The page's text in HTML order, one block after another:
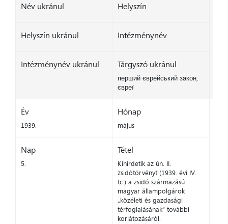
Név ukránul Helyszín
Helyszín ukránul Intézménynév
Intézménynév ukránul Tárgyszó ukránul
перший єврейський закон,
євреї
Év
1939.
Hónap
május
Nap
5.
Tétel
Kihirdetik az ún. II.
zsidótörvényt (1939. évi IV.
tc.) a zsidó származású
magyar állampolgárok
„közéleti és gazdasági
térfoglalásának” további
korlátozásáról.